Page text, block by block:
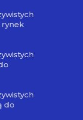
rynek
do